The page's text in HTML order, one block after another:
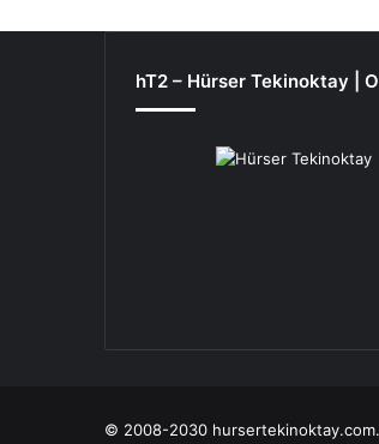
hT2 – Hürser Tekinoktay |
© 2008-2030